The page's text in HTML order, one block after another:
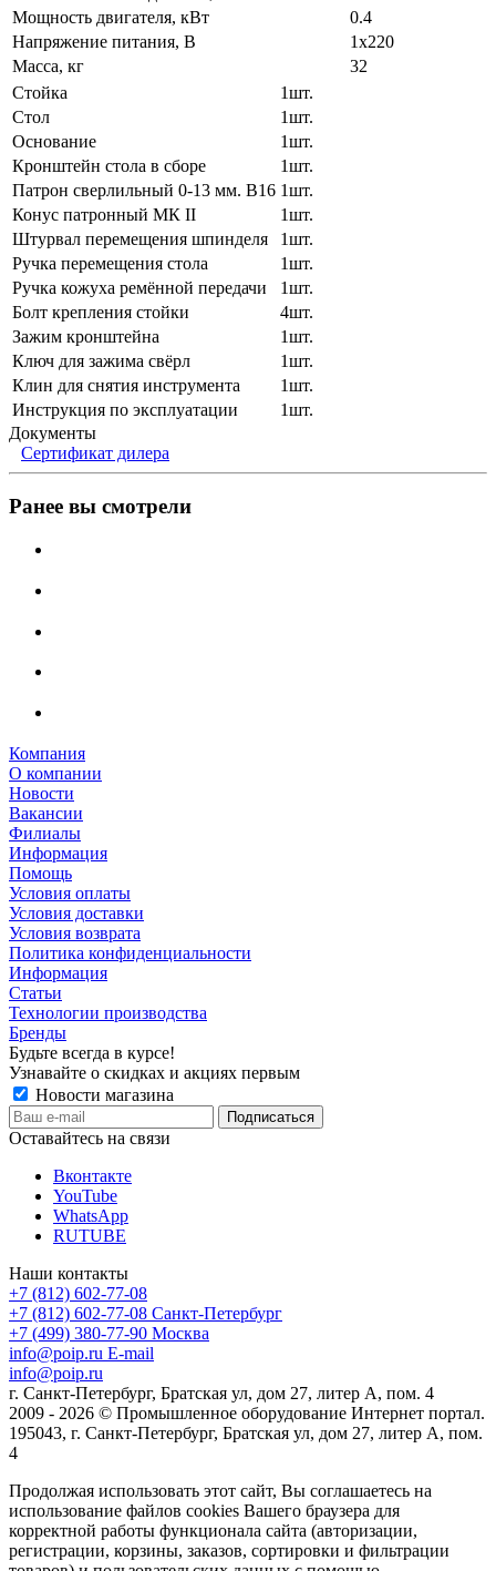
Мощность двигателя, кВт
0.4
Напряжение питания, В
1x220
Масса, кг
32
Стойка
1шт.
Стол
1шт.
Основание
1шт.
Кронштейн стола в сборе
1шт.
Патрон сверлильный 0-13 мм. В16 1шт.
Конус патронный МК II
1шт.
Штурвал перемещения шпинделя
1шт.
Ручка перемещения стола
1шт.
Ручка кожуха ремённой передачи
1шт.
Болт крепления стойки
4шт.
Зажим кронштейна
1шт.
Ключ для зажима свёрл
1шт.
Клин для снятия инструмента
1шт.
Инструкция по эксплуатации
1шт.
Документы
Сертификат дилера
Ранее вы смотрели
Компания
О компании
Новости
Вакансии
Филиалы
Информация
Помощь
Условия оплаты
Условия доставки
Условия возврата
Политика конфиденциальности
Информация
Статьи
Технологии производства
Бренды
Будьте всегда в курсе!
Узнавайте о скидках и акциях первым
Новости магазина
Оставайтесь на связи
Вконтакте
YouTube
WhatsApp
RUTUBE
Наши контакты
+7 (812) 602-77-08
+7 (812) 602-77-08 Санкт-Петербург
+7 (499) 380-77-90 Москва
info@poip.ru E-mail
info@poip.ru
г. Санкт-Петербург, Братская ул, дом 27, литер А, пом. 4
2009 - 2026 © Промышленное оборудование Интернет портал.
195043, г. Санкт-Петербург, Братская ул, дом 27, литер А, пом.
4
Продолжая использовать этот сайт, Вы соглашаетесь на
использование файлов cookies Вашего браузера для
корректной работы функционала сайта (авторизации,
регистрации, корзины, заказов, сортировки и фильтрации